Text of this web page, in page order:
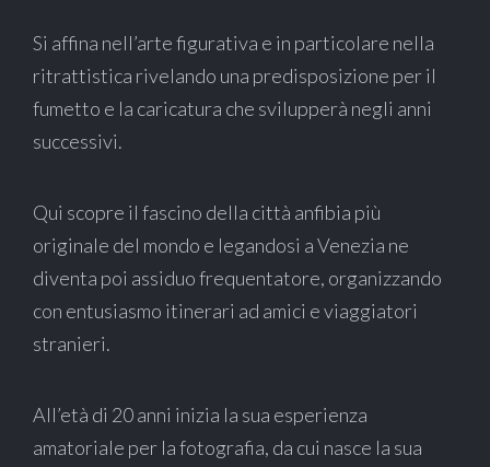
Si affina nell’arte figurativa e in particolare nella
ritrattistica rivelando una predisposizione per il
fumetto e la caricatura che svilupperà negli anni
successivi.
Qui scopre il fascino della città anfibia più
originale del mondo e legandosi a Venezia ne
diventa poi assiduo frequentatore, organizzando
con entusiasmo itinerari ad amici e viaggiatori
stranieri.
All’età di 20 anni inizia la sua esperienza
amatoriale per la fotografia, da cui nasce la sua